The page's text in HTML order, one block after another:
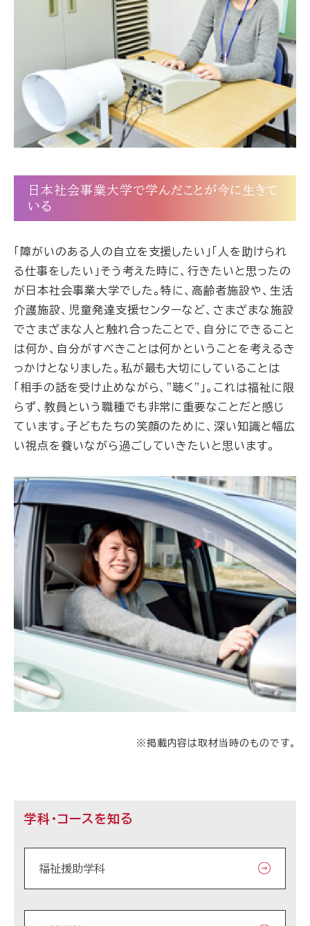
日本社会事業大学で学んだことが今に生きて
いる
「障がいのある人の自立を支援したい」「人を助けられ
る仕事をしたい」そう考えた時に、行きたいと思ったの
が日本社会事業大学でした。特に、高齢者施設や、生活
介護施設、児童発達支援センターなど、さまざまな施設
でさまざまな人と触れ合ったことで、自分にできること
は何か、自分がすべきことは何かということを考えるき
っかけとなりました。私が最も大切にしていることは
「相手の話を受け止めながら、"聴く"」。これは福祉に限
らず、教員という職種でも非常に重要なことだと感じ
ています。子どもたちの笑顔のために、深い知識と幅広
い視点を養いながら過ごしていきたいと思います。
※掲載内容は取材当時のものです。
学科・コースを知る
福祉援助学科